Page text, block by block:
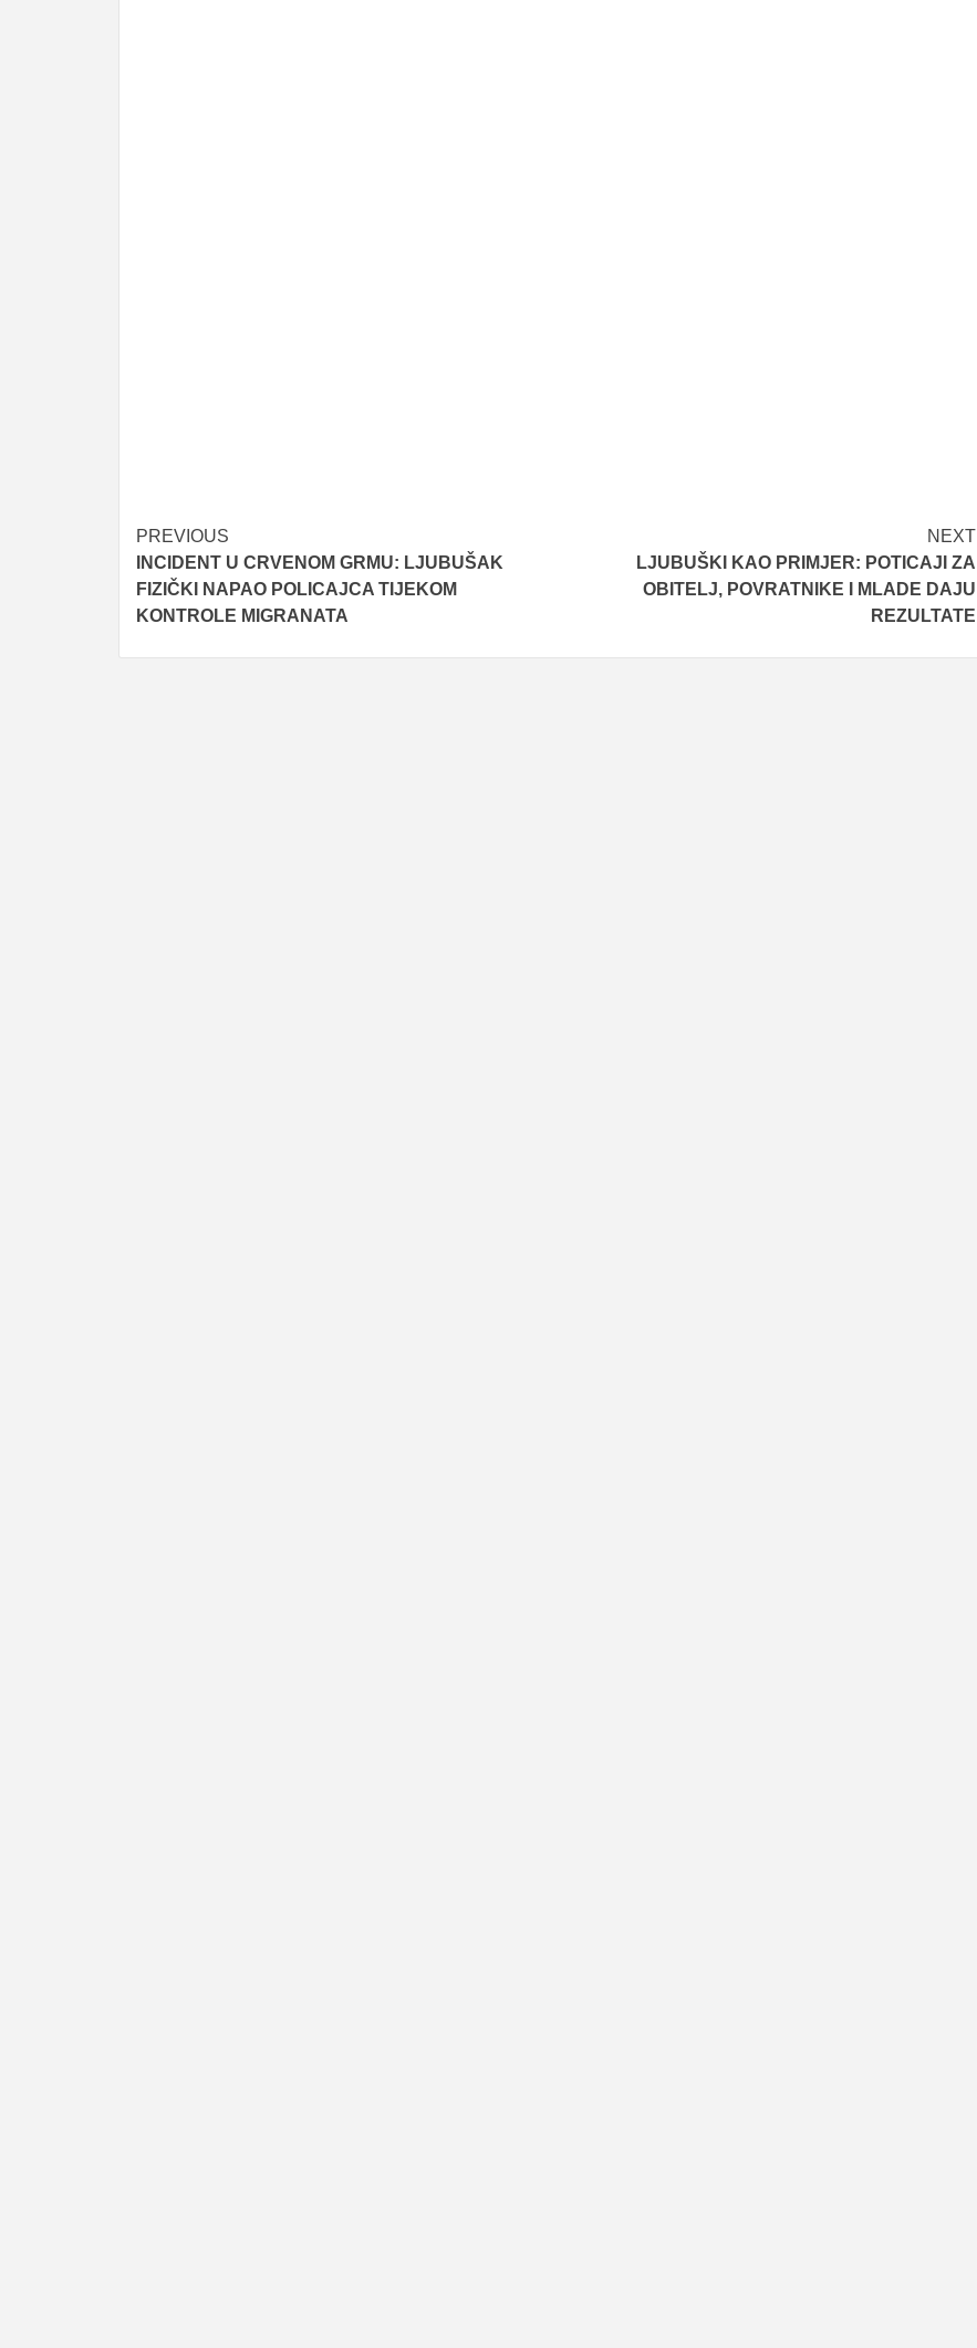
Post
navigation
PREVIOUS
INCIDENT U CRVENOM GRMU: LJUBUŠAK
FIZIČKI NAPAO POLICAJCA TIJEKOM
KONTROLE MIGRANATA
NEXT
LJUBUŠKI KAO PRIMJER: POTICAJI ZA
OBITELJ, POVRATNIKE I MLADE DAJU
REZULTATE